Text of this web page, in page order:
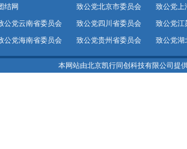
结网 致公党北京市委员会
致公党上
公党云南省委员会 致公党四川省委员会
致公党江
公党海南省委员会 致公党贵州省委员会 致公党湖
本网站由北京凯行同创科技有限公司提